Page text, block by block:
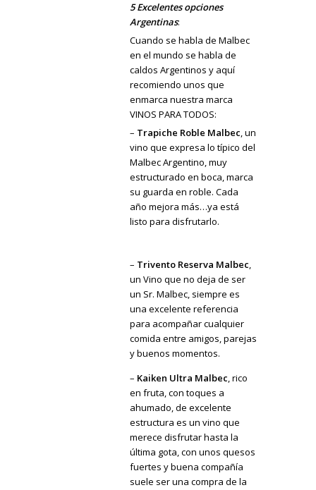
5 Excelentes opciones
Argentinas:
Cuando se habla de Malbec
en el mundo se habla de
caldos Argentinos y aquí
recomiendo unos que
enmarca nuestra marca
VINOS PARA TODOS:
– Trapiche Roble Malbec, un
vino que expresa lo típico del
Malbec Argentino, muy
estructurado en boca, marca
su guarda en roble. Cada
año mejora más…ya está
listo para disfrutarlo.
– Trivento Reserva Malbec,
un Vino que no deja de ser
un Sr. Malbec, siempre es
una excelente referencia
para acompañar cualquier
comida entre amigos, parejas
y buenos momentos.
– Kaiken Ultra Malbec, rico
en fruta, con toques a
ahumado, de excelente
estructura es un vino que
merece disfrutar hasta la
última gota, con unos quesos
fuertes y buena compañía
suele ser una compra de la